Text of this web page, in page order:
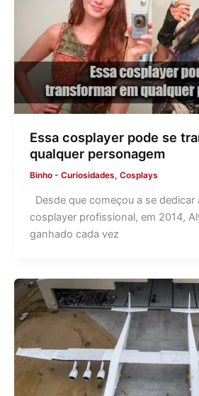
Essa cosplayer pode se
qualquer personagem
Binho - Curiosidades, Cosplays
Desde que começou a se dedicar
cosplayer profissional, em 2014,
ganhado cada vez